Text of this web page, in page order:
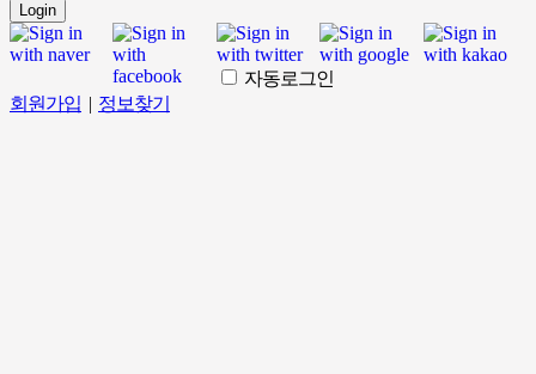
Login
자동로그인
회원가입 | 정보찾기